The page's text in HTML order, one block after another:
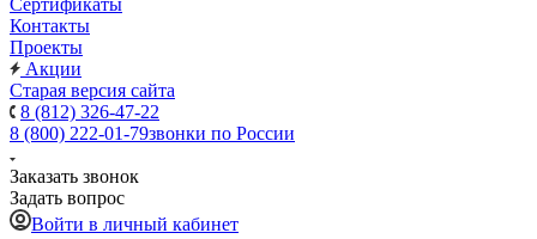
Сертификаты
Контакты
Проекты
Акции
Старая версия сайта
8 (812) 326-47-22
8 (800) 222-01-79звонки по России
Заказать звонок
Задать вопрос
Войти в личный кабинет